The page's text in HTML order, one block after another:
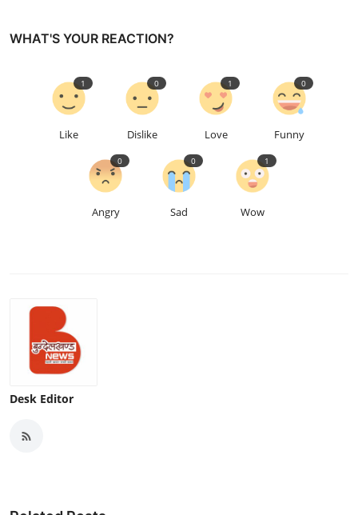
WHAT'S YOUR REACTION?
Like
1
Dislike
0
Love
1
Funny
0
Angry
0
Sad
0
Wow
1
Desk Editor